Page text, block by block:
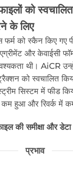
को
के लिए
को स्कैन किए गए
और केवाईसी
थी। AiCR
को स्वचालित
सिस्टम में फीड
कम हुआ और रिवर्क में
की समीक्षा और डेटा
प्रभाव